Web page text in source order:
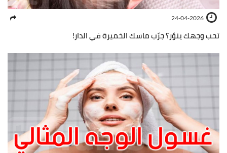
24-04-2026
تحب وجهك ينوّر؟ جرّب ماسك الخميرة في الدار!